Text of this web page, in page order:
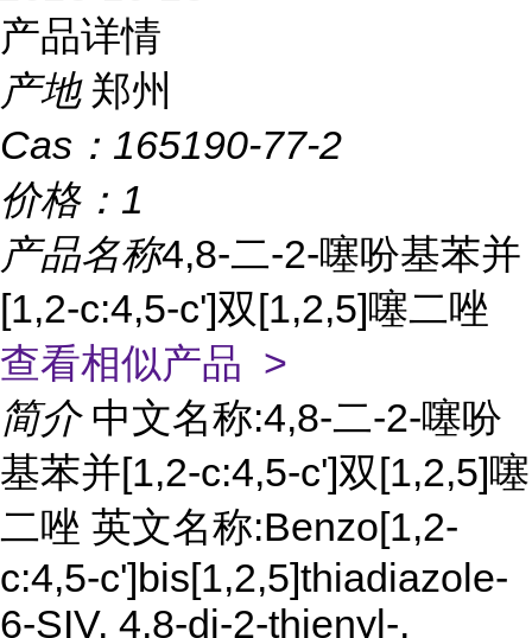
产品详情
产地 郑州
Cas： 165190-77-2
价格： 1
产品名称4,8-二-2-噻吩基苯并
[1,2-c:4,5-c']双[1,2,5]噻二唑
查看相似产品 >
简介 中文名称:4,8-二-2-噻吩
基苯并[1,2-c:4,5-c']双[1,2,5]噻
二唑 英文名称:Benzo[1,2-
c:4,5-c']bis[1,2,5]thiadiazole-
6-SIV, 4,8-di-2-thienyl-,